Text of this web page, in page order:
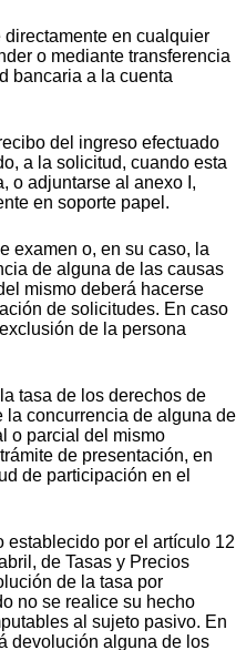
en cualquier
o mediante transferencia
bancaria a la cuenta
del ingreso efectuado
a la solicitud, cuando esta
o adjuntarse al anexo I,
en soporte papel.
examen o, en su caso, la
de alguna de las causas
mismo deberá hacerse
de solicitudes. En caso
de la persona
tasa de los derechos de
concurrencia de alguna de
o parcial del mismo
de presentación, en
de participación en el
por el artículo 12
de Tasas y Precios
de la tasa por
no se realice su hecho
al sujeto pasivo. En
devolución alguna de los